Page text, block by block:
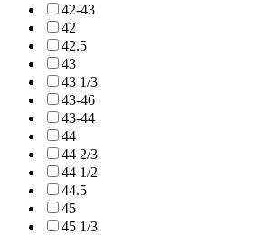
42-43
42
42.5
43
43 1/3
43-46
43-44
44
44 2/3
44 1/2
44.5
45
45 1/3